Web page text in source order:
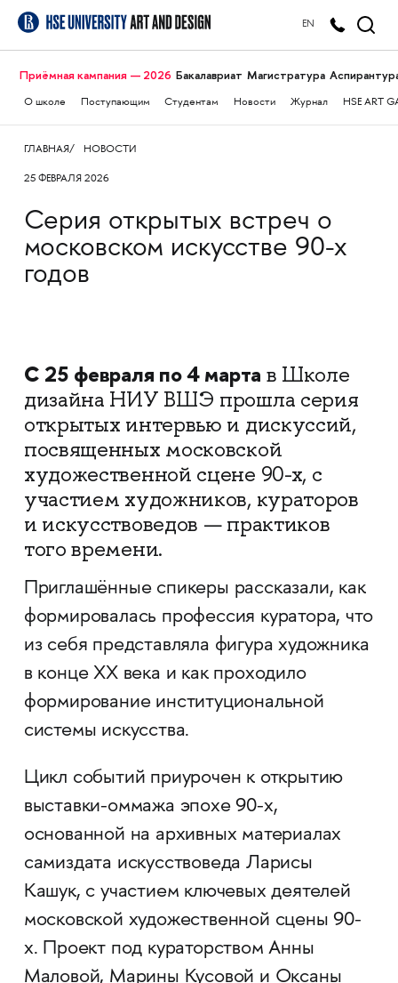
EN
Приёмная кампания — 2026 Бакалавриат Магистратура
О школе Поступающим Студентам Новости Журнал HSE ART
ГЛАВНАЯ НОВОСТИ
25 ФЕВРАЛЯ 2026
Серия открытых встреч о
московском искусстве 90-х
годов
С 25 февраля по 4 марта в Школе
дизайна НИУ ВШЭ прошла серия
открытых интервью и дискуссий,
посвященных московской
художественной сцене 90-х, с
участием художников, кураторов
и искусствоведов — практиков
того времени.
Приглашённые спикеры рассказали, как
формировалась профессия куратора, что
из себя представляла фигура художника
в конце XX века и как проходило
формирование институциональной
системы искусства.
Цикл событий приурочен к открытию
выставки-оммажа эпохе 90-х,
основанной на архивных материалах
самиздата искусствоведа Ларисы
Кашук, с участием ключевых деятелей
московской художественной сцены 90-
х. Проект под кураторством Анны
Маловой, Марины Кусовой и Оксаны